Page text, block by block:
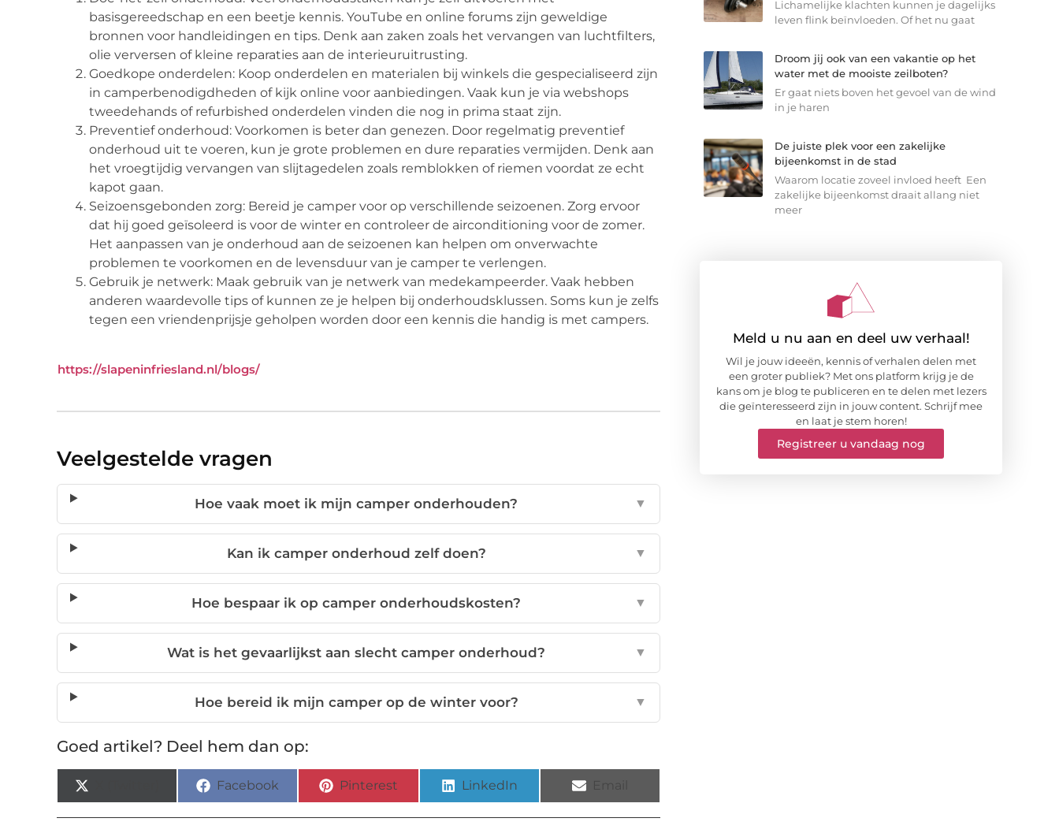
basisgereedschap en een beetje kennis. YouTube en online forums zijn geweldige
bronnen voor handleidingen en tips. Denk aan zaken zoals het vervangen van luchtfilters,
olie verversen of kleine reparaties aan de interieuruitrusting.
Goedkope onderdelen: Koop onderdelen en materialen bij winkels die gespecialiseerd zijn
in camperbenodigdheden of kijk online voor aanbiedingen. Vaak kun je via webshops
tweedehands of refurbished onderdelen vinden die nog in prima staat zijn.
Preventief onderhoud: Voorkomen is beter dan genezen. Door regelmatig preventief
onderhoud uit te voeren, kun je grote problemen en dure reparaties vermijden. Denk aan
het vroegtijdig vervangen van slijtagedelen zoals remblokken of riemen voordat ze echt
kapot gaan.
Seizoensgebonden zorg: Bereid je camper voor op verschillende seizoenen. Zorg ervoor
dat hij goed geïsoleerd is voor de winter en controleer de airconditioning voor de zomer.
Het aanpassen van je onderhoud aan de seizoenen kan helpen om onverwachte
problemen te voorkomen en de levensduur van je camper te verlengen.
Gebruik je netwerk: Maak gebruik van je netwerk van medekampeerder. Vaak hebben
anderen waardevolle tips of kunnen ze je helpen bij onderhoudsklussen. Soms kun je zelfs
tegen een vriendenprijsje geholpen worden door een kennis die handig is met campers.
https://slapeninfriesland.nl/blogs/
Veelgestelde vragen
Hoe vaak moet ik mijn camper onderhouden? ▼
Kan ik camper onderhoud zelf doen? ▼
Hoe bespaar ik op camper onderhoudskosten? ▼
Wat is het gevaarlijkst aan slecht camper onderhoud? ▼
Hoe bereid ik mijn camper op de winter voor? ▼
Goed artikel? Deel hem dan op:
Facebook Pinterest LinkedIn
Lichamelijke klachten kunnen je dagelijks
leven flink beïnvloeden. Of het nu gaat
Droom jij ook van een vakantie op het
water met de mooiste zeilboten?
Er gaat niets boven het gevoel van de wind
in je haren
De juiste plek voor een zakelijke
bijeenkomst in de stad
Waarom locatie zoveel invloed heeft Een
zakelijke bijeenkomst draait allang niet
meer
Meld u nu aan en deel uw verhaal!
Wil je jouw ideeën, kennis of verhalen delen met
een groter publiek? Met ons platform krijg je de
kans om je blog te publiceren en te delen met lezers
die geïnteresseerd zijn in jouw content. Schrijf mee
en laat je stem horen!
Registreer u vandaag nog